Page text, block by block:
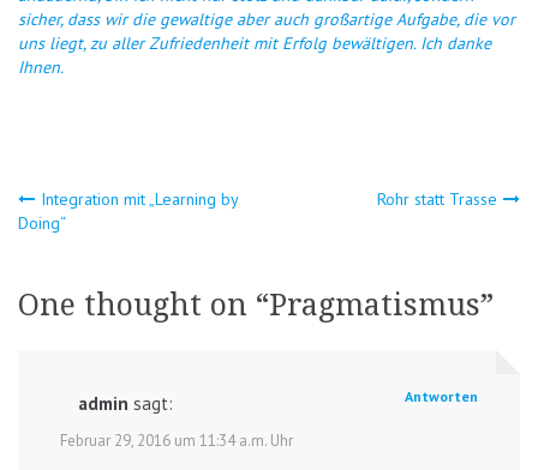
sicher, dass wir die gewaltige aber auch großartige Aufgabe, die vor
uns liegt, zu aller Zufriedenheit mit Erfolg bewältigen. Ich danke
Ihnen.
Beitragsnavigation
Integration mit „Learning by
Doing“
Rohr statt Trasse
One thought on “Pragmatismus”
admin sagt:
Februar 29, 2016 um 11:34 a.m. Uhr
Antworten